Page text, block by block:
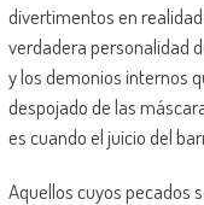
divertimentos en
verdadera personalidad
y los demonios internos
despojado de las
es cuando el juicio del
Aquellos cuyos pecados